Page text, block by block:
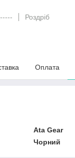
Роздріб
Оплата
Ata Gear
Чорний